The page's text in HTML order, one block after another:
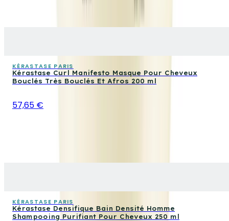
KÉRASTASE PARIS
Kérastase Curl Manifesto Masque Pour Cheveux
Bouclés Très Bouclés Et Afros 200 ml
57,65 €
KÉRASTASE PARIS
Kérastase Densifique Bain Densité Homme
Shampooing Purifiant Pour Cheveux 250 ml